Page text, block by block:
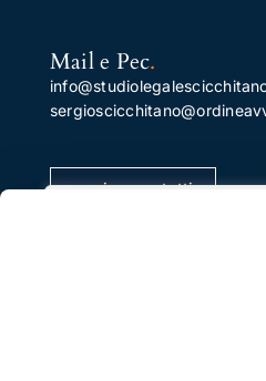
Utilizziamo i cookie per
navigazione, pubblicare
personalizzati e
su "Accetta tutto",
Mail e Pec.
pagina contatti